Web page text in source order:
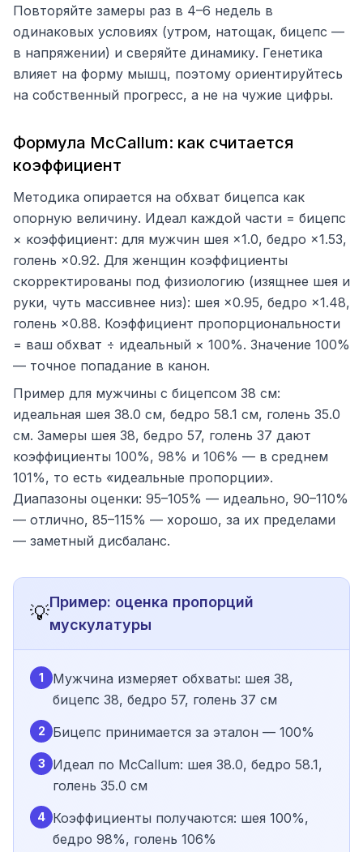
Повторяйте замеры раз в 4–6 недель в
одинаковых условиях (утром, натощак, бицепс —
в напряжении) и сверяйте динамику. Генетика
влияет на форму мышц, поэтому ориентируйтесь
на собственный прогресс, а не на чужие цифры.
Формула McCallum: как считается
коэффициент
Методика опирается на обхват бицепса как
опорную величину. Идеал каждой части = бицепс
× коэффициент: для мужчин шея ×1.0, бедро ×1.53,
голень ×0.92. Для женщин коэффициенты
скорректированы под физиологию (изящнее шея и
руки, чуть массивнее низ): шея ×0.95, бедро ×1.48,
голень ×0.88. Коэффициент пропорциональности
= ваш обхват ÷ идеальный × 100%. Значение 100%
— точное попадание в канон.
Пример для мужчины с бицепсом 38 см:
идеальная шея 38.0 см, бедро 58.1 см, голень 35.0
см. Замеры шея 38, бедро 57, голень 37 дают
коэффициенты 100%, 98% и 106% — в среднем
101%, то есть «идеальные пропорции».
Диапазоны оценки: 95–105% — идеально, 90–110%
— отлично, 85–115% — хорошо, за их пределами
— заметный дисбаланс.
💡Пример: оценка пропорций
мускулатуры
1
Мужчина измеряет обхваты: шея 38,
бицепс 38, бедро 57, голень 37 см
2 Бицепс принимается за эталон — 100%
3
Идеал по McCallum: шея 38.0, бедро 58.1,
голень 35.0 см
4 Коэффициенты получаются: шея 100%,
бедро 98%, голень 106%